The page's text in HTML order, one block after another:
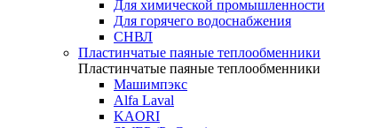
Для химической промышленности
Для горячего водоснабжения
СНВЛ
Пластинчатые паяные теплообменники
Пластинчатые паяные теплообменники
Машимпэкс
Alfa Laval
KAORI